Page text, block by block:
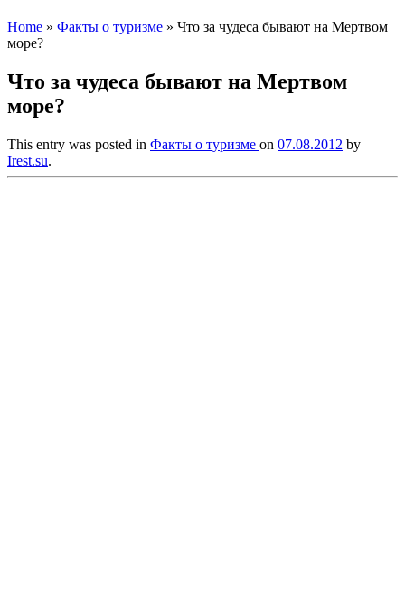
Home » Факты о туризме » Что за чудеса бывают на Мертвом
море?
Что за чудеса бывают на Мертвом
море?
This entry was posted in Факты о туризме on 07.08.2012 by
Irest.su.